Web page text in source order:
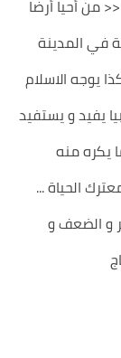
من أحيا أرضا
في المدينة
يوجه الاسلام
يفيد و يستفيد
يكره منه
الحياة ...
و الضعف و